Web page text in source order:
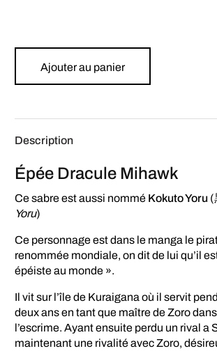
Ajouter au panier
Description
Épée Dracule Mihawk
Ce sabre est aussi nommé Kokuto Yoru (
Yoru)
Ce personnage est dans le manga le
renommée mondiale, on dit de lui qu’il
épéiste au monde ».
Il vit sur l’île de Kuraigana où il servit
deux ans en tant que maître de Zoro
l’escrime. Ayant ensuite perdu un rival a
maintenant une rivalité avec Zoro,